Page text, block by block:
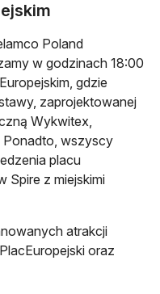
Poland
w godzinach 18:00
gdzie
zaprojektowanej
Wykwitex,
Ponadto, wszyscy
placu
Spire z miejskimi
atrakcji
oraz